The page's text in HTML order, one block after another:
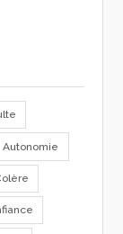
Autonomie